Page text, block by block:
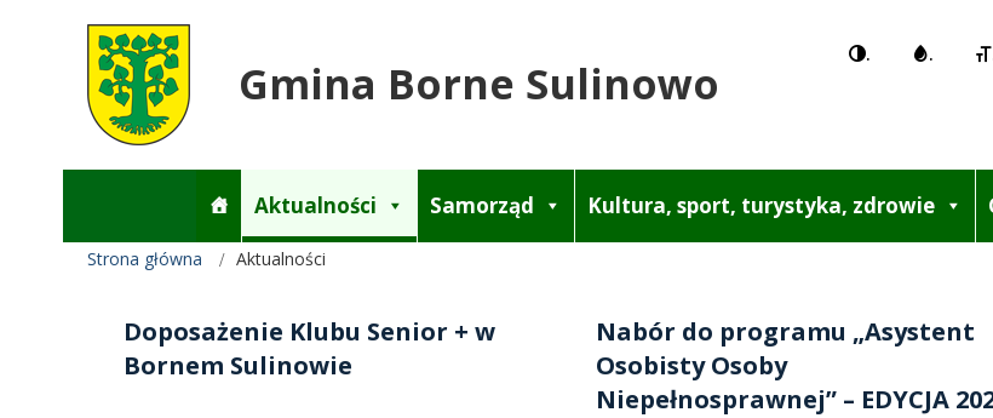
Gmina Borne Sulinowo
. .
Aktualności Samorząd Kultura, sport, turystyka, zdrowie
Strona główna Aktualności
Doposażenie Klubu Senior + w
Bornem Sulinowie
Nabór do programu „Asystent
Osobisty Osoby
Niepełnosprawnej” – EDYCJA